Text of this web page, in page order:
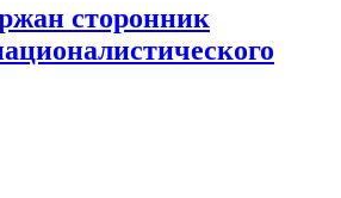
сторонник